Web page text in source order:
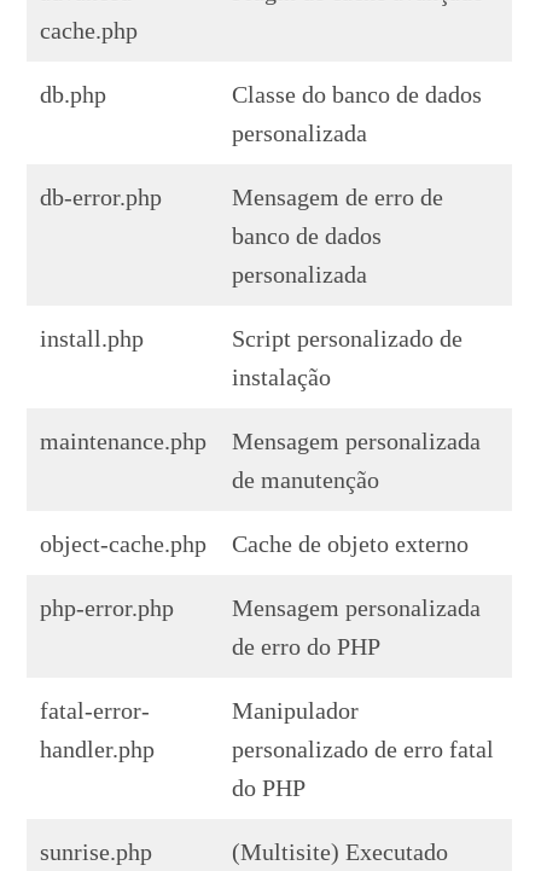
cache.php
db.php
Classe do banco de dados
personalizada
db-error.php
Mensagem de erro de
banco de dados
personalizada
install.php
Script personalizado de
instalação
maintenance.php
Mensagem personalizada
de manutenção
object-cache.php Cache de objeto externo
php-error.php
Mensagem personalizada
de erro do PHP
fatal-error-
handler.php
Manipulador
personalizado de erro fatal
do PHP
sunrise.php
(Multisite) Executado